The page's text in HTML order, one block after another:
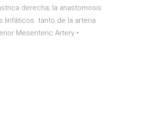
derecha; la anastomosis
linfáticos. tanto de la arteria
Mesenteric Artery •